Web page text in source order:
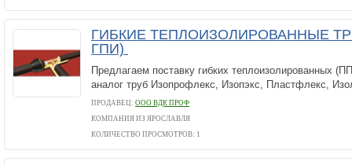
ГИБКИЕ ТЕПЛОИЗОЛИРОВАННЫЕ
ГПИ)
Предлагаем поставку гибких теплоизолированных
аналог труб Изопрофлекс, Изопэкс, Пластфлекс,
ПРОДАВЕЦ: ООО ВДК ПРОФ
КОМПАНИЯ ИЗ ЯРОСЛАВЛЯ
КОЛИЧЕСТВО ПРОСМОТРОВ: 1